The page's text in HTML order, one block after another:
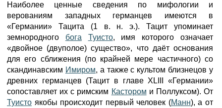
Наиболее ценные сведения по мифологии и
верованиям западных германцев имеются в
«Германии» Тацита (1 в. н. э.). Тацит упоминает
земнородного бога Туисто, имя которого означает
«двойное (двуполое) существо», что даёт основания
для его сближения (по крайней мере частичного) со
скандинавским Имиром, а также с культом близнецов у
древних германцев (Тацит в главе XLIII «Германии»
сопоставляет их с римским Кастором и Поллуксом). От
Туисто якобы происходит первый человек (Манн), а от